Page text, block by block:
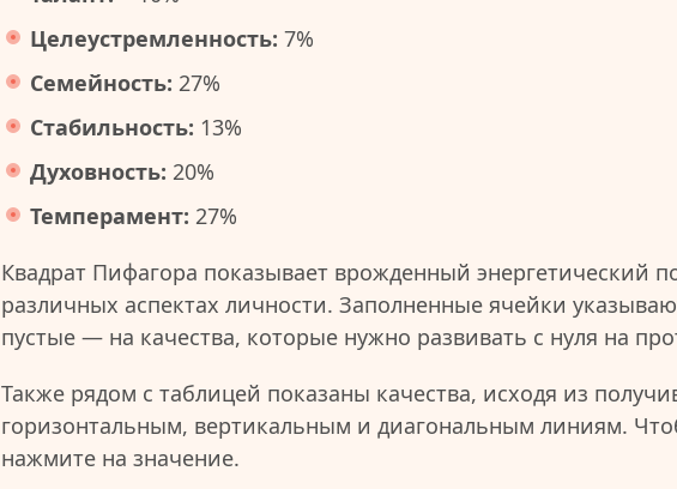
Целеустремленность: 7%
Семейность: 27%
Стабильность: 13%
Духовность: 20%
Темперамент: 27%
Квадрат Пифагора показывает врожденный энергетический
различных аспектах личности. Заполненные ячейки
пустые — на качества, которые нужно развивать с нуля на
Также рядом с таблицей показаны качества, исходя из
горизонтальным, вертикальным и диагональным линиям.
нажмите на значение.